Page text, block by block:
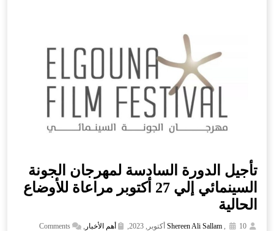
تأجيل الدورة السادسة لمهرجان الجونة
السينمائي إلي 27 أكتوبر مراعاة للأوضاع
الحالية
Shereen Ali Sallam 10 أكتوبر, 2023, أهم الأخبار
Comments